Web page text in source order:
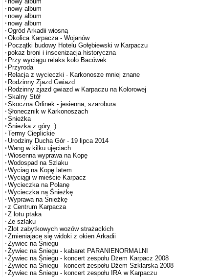
nowy album
nowy album
nowy album
Ogród Arkadii wiosną
Okolica Karpacza - Wojanów
Początki budowy Hotelu Gołębiewski w Karpaczu
pokaz broni i inscenizacja historyczna
Przy wyciągu relaks koło Bacówek
Przyroda
Relacja z wycieczki - Karkonosze mniej znane
Rodzinny Zjazd Gwiazd
Rodzinny zjazd gwiazd w Karpaczu na Kolorowej
Skalny Stół
Skoczna Orlinek - jesienna, szarobura
Słonecznik w Karkonoszach
Śnieżka
Śnieżka z góry :)
Termy Cieplickie
Urodziny Ducha Gór - 19 lipca 2014
Wang w kilku ujęciach
Wiosenna wyprawa na Kopę
Wodospad na Szlaku
Wyciag na Kopę latem
Wyciągi w mieście Karpacz
Wycieczka na Polanę
Wycieczka na Śnieżkę
Wyprawa na Śnieżkę
z Centrum Karpacza
Z lotu ptaka
Ze szlaku
Zlot zabytkowych wozów strażackich
Zmieniajace się widoki z okien Arkadii
Żywiec na Śniegu
Żywiec na Śniegu - kabaret PARANIENORMALNI
Żywiec na Śniegu - koncert zespołu Dżem Karpacz 2008
Żywiec na Śniegu - koncert zespołu Dżem Szklarska 2008
Żywiec na Śniegu - koncert zespołu IRA w Karpaczu